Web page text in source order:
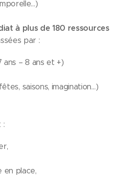
à plus de 180 ressources
par :
ans – 8 ans et +)
saisons, imagination…)
:
en place,